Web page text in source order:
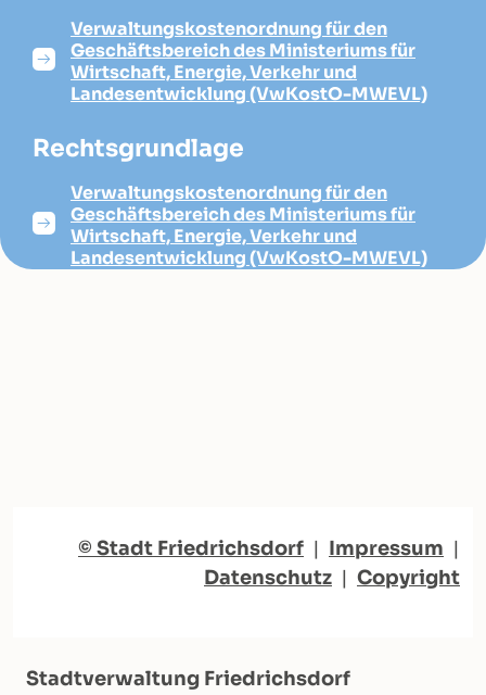
Verwaltungskostenordnung für den
Geschäftsbereich des Ministeriums für
Wirtschaft, Energie, Verkehr und
Landesentwicklung (VwKostO-MWEVL)
Rechtsgrundlage
Verwaltungskostenordnung für den
Geschäftsbereich des Ministeriums für
Wirtschaft, Energie, Verkehr und
Landesentwicklung (VwKostO-MWEVL)
© Stadt Friedrichsdorf | Impressum |
Datenschutz | Copyright
Stadtverwaltung Friedrichsdorf